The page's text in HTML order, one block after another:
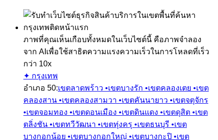
ภาพที่คุณเห็นเกือบทั้งหมดในเว็บไซต์นี้ คือภาพจำลอง
จาก AI เพื่อใช้สาธิตความแรงความเร็วในการโหลดที่เร็ว
กว่า 10x
✦ กรุงเทพ
อำเภอ 50:เขตลาดพร้าว •เขตบางรัก •เขตคลองเตย •เขต
คลองสาน •เขตคลองสามวา •เขตคันนายาว •เขตจตุจักร
•เขตจอมทอง •เขตดอนเมือง •เขตดินแดง •เขตดุสิต •เขต
ตลิ่งชัน •เขตทวีวัฒนา •เขตทุ่งครุ •เขตธนบุรี •เขต
บางกอกน้อย •เขตบางกอกใหญ่ •เขตบางกะปิ •เขต